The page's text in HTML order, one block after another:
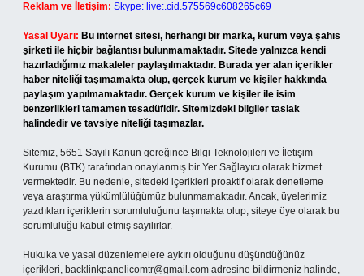
Reklam ve İletişim: Skype: live:.cid.575569c608265c69
Yasal Uyarı: Bu internet sitesi, herhangi bir marka, kurum veya şahıs
şirketi ile hiçbir bağlantısı bulunmamaktadır. Sitede yalnızca kendi
hazırladığımız makaleler paylaşılmaktadır. Burada yer alan içerikler
haber niteliği taşımamakta olup, gerçek kurum ve kişiler hakkında
paylaşım yapılmamaktadır. Gerçek kurum ve kişiler ile isim
benzerlikleri tamamen tesadüfidir. Sitemizdeki bilgiler taslak
halindedir ve tavsiye niteliği taşımazlar.
Sitemiz, 5651 Sayılı Kanun gereğince Bilgi Teknolojileri ve İletişim
Kurumu (BTK) tarafından onaylanmış bir Yer Sağlayıcı olarak hizmet
vermektedir. Bu nedenle, sitedeki içerikleri proaktif olarak denetleme
veya araştırma yükümlülüğümüz bulunmamaktadır. Ancak, üyelerimiz
yazdıkları içeriklerin sorumluluğunu taşımakta olup, siteye üye olarak bu
sorumluluğu kabul etmiş sayılırlar.
Hukuka ve yasal düzenlemelere aykırı olduğunu düşündüğünüz
içerikleri, backlinkpanelicomtr@gmail.com adresine bildirmeniz halinde,